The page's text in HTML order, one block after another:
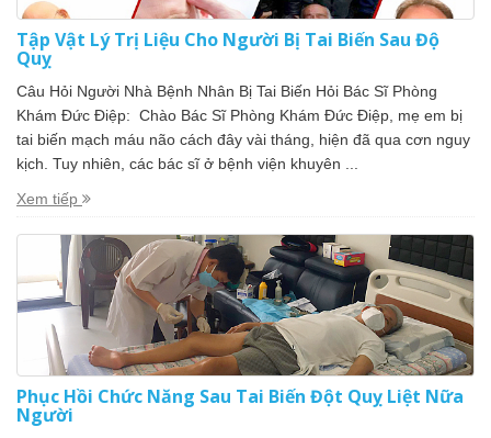
Tập Vật Lý Trị Liệu Cho Người Bị Tai Biến Sau Độ
Quỵ
Câu Hỏi Người Nhà Bệnh Nhân Bị Tai Biến Hỏi Bác Sĩ Phòng
Khám Đức Điệp: Chào Bác Sĩ Phòng Khám Đức Điệp, mẹ em bị
tai biến mạch máu não cách đây vài tháng, hiện đã qua cơn nguy
kịch. Tuy nhiên, các bác sĩ ở bệnh viện khuyên ...
Xem tiếp
Phục Hồi Chức Năng Sau Tai Biến Đột Quỵ Liệt Nữa
Người